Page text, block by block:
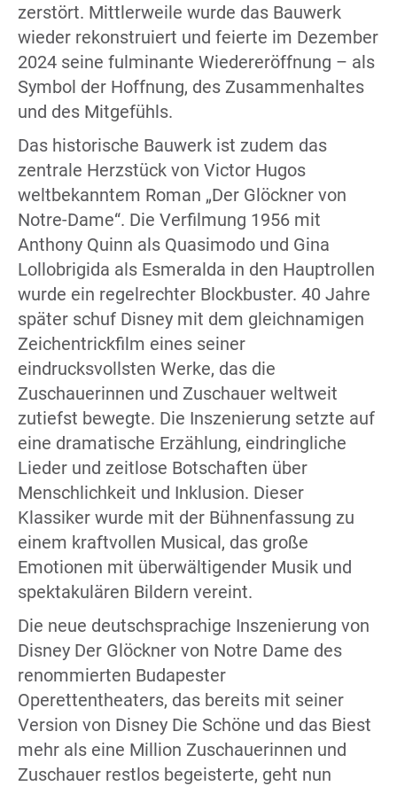
zerstört. Mittlerweile wurde das Bauwerk
wieder rekonstruiert und feierte im Dezember
2024 seine fulminante Wiedereröffnung – als
Symbol der Hoffnung, des Zusammenhaltes
und des Mitgefühls.
Das historische Bauwerk ist zudem das
zentrale Herzstück von Victor Hugos
weltbekanntem Roman „Der Glöckner von
Notre-Dame“. Die Verfilmung 1956 mit
Anthony Quinn als Quasimodo und Gina
Lollobrigida als Esmeralda in den Hauptrollen
wurde ein regelrechter Blockbuster. 40 Jahre
später schuf Disney mit dem gleichnamigen
Zeichentrickfilm eines seiner
eindrucksvollsten Werke, das die
Zuschauerinnen und Zuschauer weltweit
zutiefst bewegte. Die Inszenierung setzte auf
eine dramatische Erzählung, eindringliche
Lieder und zeitlose Botschaften über
Menschlichkeit und Inklusion. Dieser
Klassiker wurde mit der Bühnenfassung zu
einem kraftvollen Musical, das große
Emotionen mit überwältigender Musik und
spektakulären Bildern vereint.
Die neue deutschsprachige Inszenierung von
Disney Der Glöckner von Notre Dame des
renommierten Budapester
Operettentheaters, das bereits mit seiner
Version von Disney Die Schöne und das Biest
mehr als eine Million Zuschauerinnen und
Zuschauer restlos begeisterte, geht nun